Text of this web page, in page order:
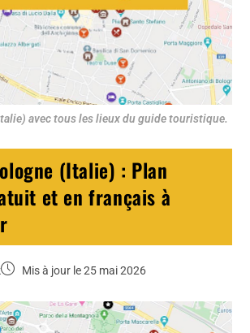
avec tous les lieux du guide touristique.
(Italie) : Plan
et en français à
Mis à jour le 25 mai 2026